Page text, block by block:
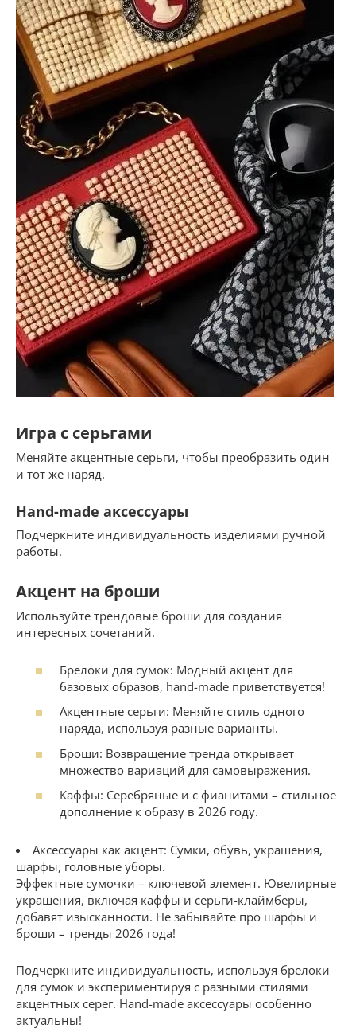
Игра с серьгами
Меняйте акцентные серьги, чтобы преобразить один
и тот же наряд.
Hand-made аксессуары
Подчеркните индивидуальность изделиями ручной
работы.
Акцент на броши
Используйте трендовые броши для создания
интересных сочетаний.
Брелоки для сумок: Модный акцент для
базовых образов, hand-made приветствуется!
Акцентные серьги: Меняйте стиль одного
наряда, используя разные варианты.
Броши: Возвращение тренда открывает
множество вариаций для самовыражения.
Каффы: Серебряные и с фианитами – стильное
дополнение к образу в 2026 году.
Аксессуары как акцент: Сумки, обувь, украшения,
шарфы, головные уборы.
Эффектные сумочки – ключевой элемент. Ювелирные
украшения, включая каффы и серьги-клаймберы,
добавят изысканности. Не забывайте про шарфы и
броши – тренды 2026 года!
Подчеркните индивидуальность, используя брелоки
для сумок и экспериментируя с разными стилями
акцентных серег. Hand-made аксессуары особенно
актуальны!